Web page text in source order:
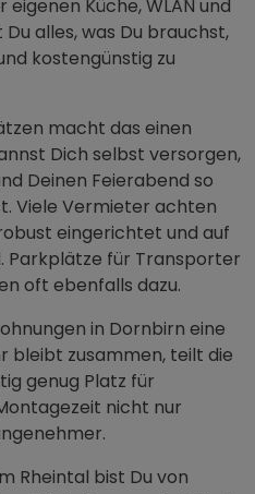
Küche, WLAN und
alles, was Du brauchst,
kostengünstig zu
macht das einen
Dich selbst versorgen,
Deinen Feierabend so
Viele Vermieter achten
eingerichtet und auf
Parkplätze für Transporter
oft ebenfalls dazu.
in Dornbirn eine
bleibt zusammen, teilt die
genug Platz für
nicht nur
Rheintal bist Du von